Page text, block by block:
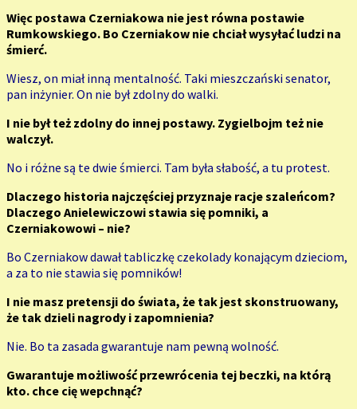
Więc postawa Czerniakowa nie jest równa postawie
Rumkowskiego. Bo Czerniakow nie chciał wysyłać ludzi na
śmierć.
Wiesz, on miał inną mentalność. Taki mieszczański senator,
pan inżynier. On nie był zdolny do walki.
I nie był też zdolny do innej postawy. Zygielbojm też nie
walczył.
No i różne są te dwie śmierci. Tam była słabość, a tu protest.
Dlaczego historia najczęściej przyznaje racje szaleńcom?
Dlaczego Anielewiczowi stawia się pomniki, a
Czerniakowowi – nie?
Bo Czerniakow dawał tabliczkę czekolady konającym dzieciom,
a za to nie stawia się pomników!
I nie masz pretensji do świata, że tak jest skonstruowany,
że tak dzieli nagrody i zapomnienia?
Nie. Bo ta zasada gwarantuje nam pewną wolność.
Gwarantuje możliwość przewrócenia tej beczki, na którą
kto. chce cię wepchnąć?